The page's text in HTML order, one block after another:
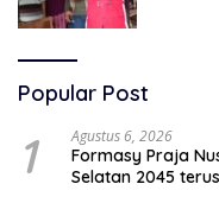
Popular Post
1 Agustus 6, 2026
Formasy Praja
Selatan 2045